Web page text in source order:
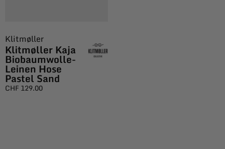
Klitmøller
Klitmøller Kaja
Biobaumwolle-
Leinen Hose
Pastel Sand
CHF 129.00